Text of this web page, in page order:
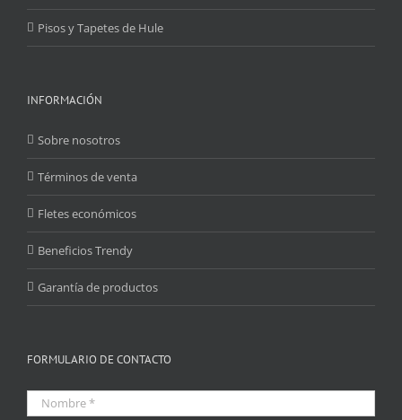
Pisos y Tapetes de Hule
INFORMACIÓN
Sobre nosotros
Términos de venta
Fletes económicos
Beneficios Trendy
Garantía de productos
FORMULARIO DE CONTACTO